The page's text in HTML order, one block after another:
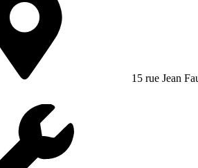
15 rue Jean